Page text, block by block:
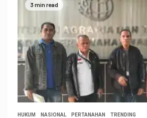
3 min read
HUKUM NASIONAL PERTANAHAN TRENDING